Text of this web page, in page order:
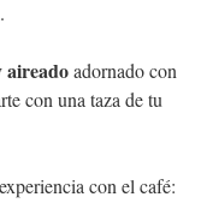
aireadoadornado con
con una taza de tu
con el café: